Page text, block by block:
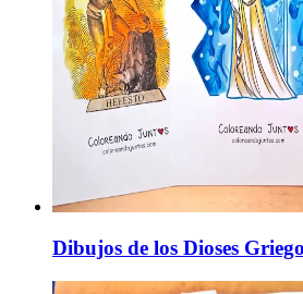
Dibujos de los Dioses